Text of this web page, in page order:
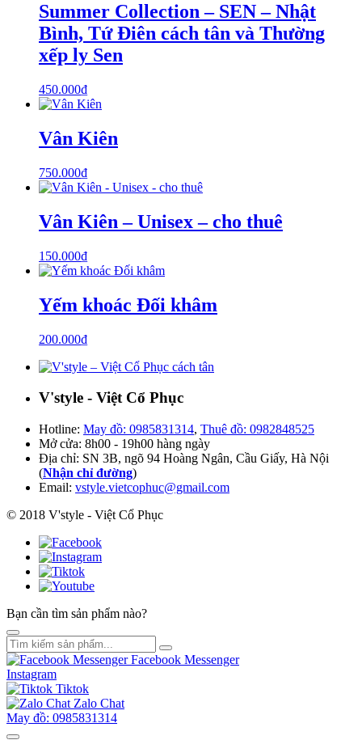
Summer Collection – SEN – Nhật
Bình, Tứ Điên cách tân và Thường
xếp ly Sen
450.000₫
Vân Kiên
750.000₫
Vân Kiên – Unisex – cho thuê
150.000₫
Yếm khoác Đối khâm
200.000₫
V'style - Việt Cổ Phục
Hotline: May đồ: 0985831314, Thuê đồ: 0982848525
Mở cửa: 8h00 - 19h00 hàng ngày
Địa chỉ: SN 3B, ngõ 94 Hoàng Ngân, Cầu Giấy, Hà Nội
(Nhận chỉ đường)
Email: vstyle.vietcophuc@gmail.com
© 2018 V'style - Việt Cổ Phục
Bạn cần tìm sản phẩm nào?
Facebook Messenger
Instagram
Tiktok
Zalo Chat
May đồ: 0985831314